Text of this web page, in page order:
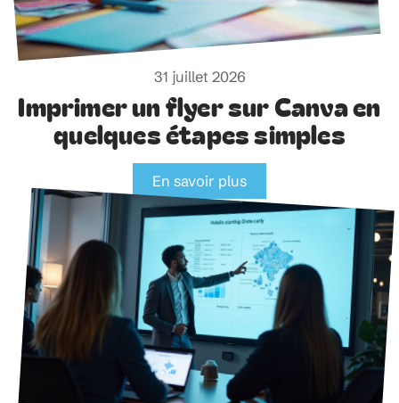
31 juillet 2026
Imprimer un flyer sur Canva en
quelques étapes simples
En savoir plus